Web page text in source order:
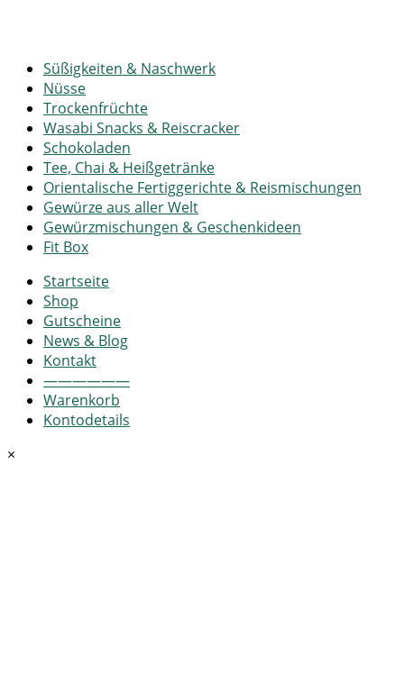
Süßigkeiten & Naschwerk
Nüsse
Trockenfrüchte
Wasabi Snacks & Reiscracker
Schokoladen
Tee, Chai & Heißgetränke
Orientalische Fertiggerichte & Reismischungen
Gewürze aus aller Welt
Gewürzmischungen & Geschenkideen
Fit Box
Startseite
Shop
Gutscheine
News & Blog
Kontakt
——————
Warenkorb
Kontodetails
×